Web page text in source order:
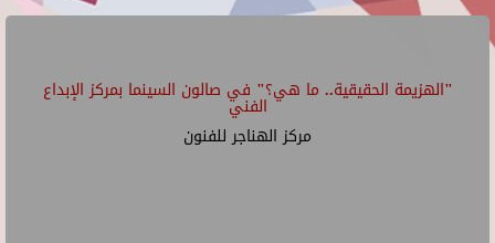
"الهزيمة الحقيقية.. ما هي؟" في صالون السينما بمركز الإبداع
الفني
مركز الهناجر للفنون